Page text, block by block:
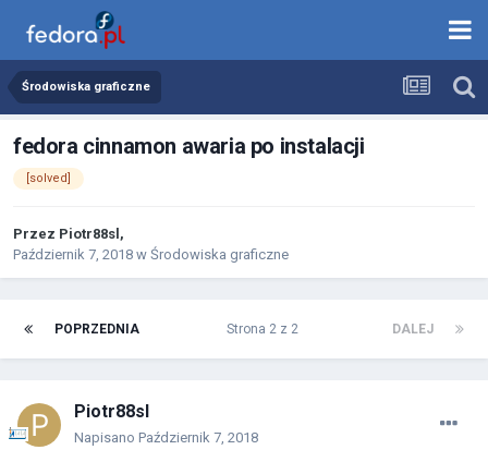
Środowiska graficzne
fedora cinnamon awaria po instalacji
[solved]
Przez Piotr88sl ,
Październik 7, 2018 w Środowiska graficzne
POPRZEDNIA DALEJ
Strona 2 z 2
Piotr88sl
Napisano Październik 7, 2018